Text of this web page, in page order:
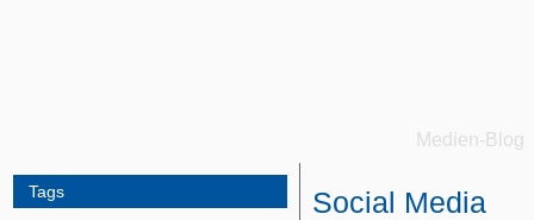
Medien-Blog
Tags Social Media